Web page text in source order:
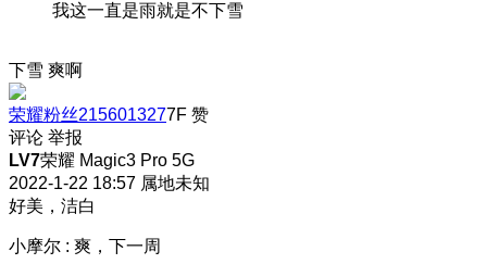
我这一直是雨就是不下雪
下雪 爽啊
荣耀粉丝2156013277F 赞
评论 举报
LV7荣耀 Magic3 Pro 5G
2022-1-22 18:57 属地未知
好美，洁白
小摩尔 : 爽，下一周